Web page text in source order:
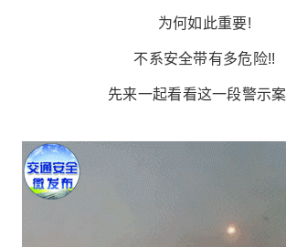
为何如此重要!
不系安全带有多危险!!
先来一起看看这一段警示案